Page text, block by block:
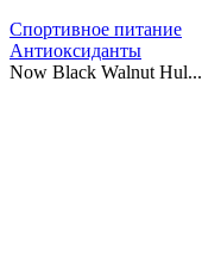
Спортивное питание
Антиоксиданты
Now Black Walnut Hul...